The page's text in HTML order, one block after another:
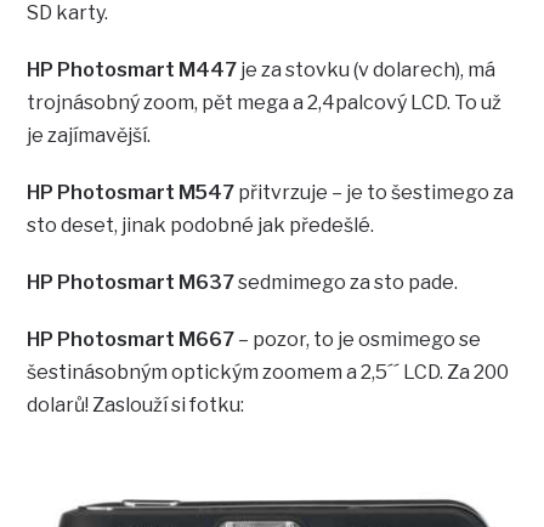
SD karty.
HP Photosmart M447 je za stovku (v dolarech), má
trojnásobný zoom, pět mega a 2,4palcový LCD. To už
je zajímavější.
HP Photosmart M547 přitvrzuje – je to šestimego za
sto deset, jinak podobné jak předešlé.
HP Photosmart M637sedmimego za sto pade.
HP Photosmart M667 – pozor, to je osmimego se
šestinásobným optickým zoomem a 2,5´´ LCD. Za 200
dolarů! Zaslouží si fotku: